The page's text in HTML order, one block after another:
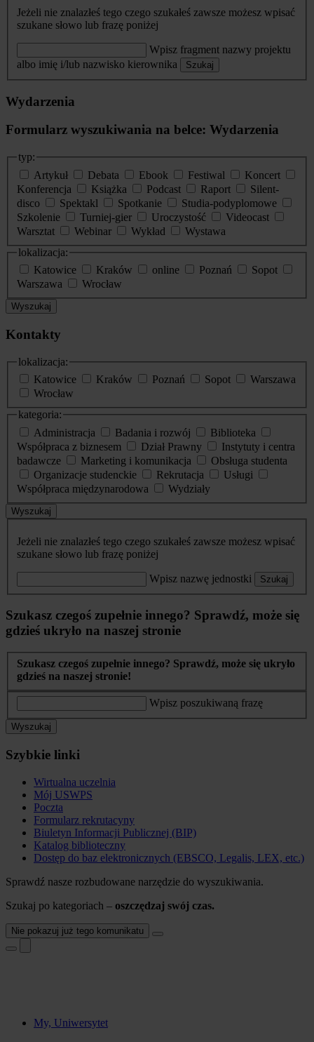
Jeżeli nie znalazłeś tego czego szukałeś zawsze możesz wpisać
szukane słowo lub frazę poniżej
Wpisz fragment nazwy projektu
albo imię i/lub nazwisko kierownika
Szukaj
Wydarzenia
Formularz wyszukiwania na belce: Wydarzenia
typ:
Artykuł
Debata Ebook Festiwal
Koncert
Konferencja
Książka Podcast Raport
Silent-
disco
Spektakl Spotkanie
Studia-podyplomowe
Szkolenie
Turniej-gier Uroczystość
Videocast
Warsztat
Webinar Wykład
Wystawa
lokalizacja:
Katowice
Kraków online Poznań
Sopot
Warszawa
Wrocław
Wyszukaj
Kontakty
lokalizacja:
Katowice
Kraków Poznań Sopot
Warszawa
Wrocław
kategoria:
Administracja
Badania i rozwój
Biblioteka
Współpraca z biznesem
Dział Prawny
Instytuty i centra
badawcze
Marketing i komunikacja
Obsługa studenta
Organizacje studenckie
Rekrutacja
Usługi
Współpraca międzynarodowa
Wydziały
Wyszukaj
Jeżeli nie znalazłeś tego czego szukałeś zawsze możesz wpisać
szukane słowo lub frazę poniżej
Wpisz nazwę jednostki Szukaj
Szukasz czegoś zupełnie innego? Sprawdź, może się
gdzieś ukryło na naszej stronie
Szukasz czegoś zupełnie innego? Sprawdź, może się ukryło
gdzieś na naszej stronie!
Wpisz poszukiwaną frazę
Wyszukaj
Szybkie linki
Wirtualna uczelnia
Mój USWPS
Poczta
Formularz rekrutacyny
Biuletyn Informacji Publicznej (BIP)
Katalog biblioteczny
Dostęp do baz elektronicznych (EBSCO, Legalis, LEX, etc.)
Sprawdź nasze rozbudowane narzędzie do wyszukiwania.
Szukaj po kategoriach – oszczędzaj swój czas.
Nie pokazuj już tego komunikatu
My, Uniwersytet